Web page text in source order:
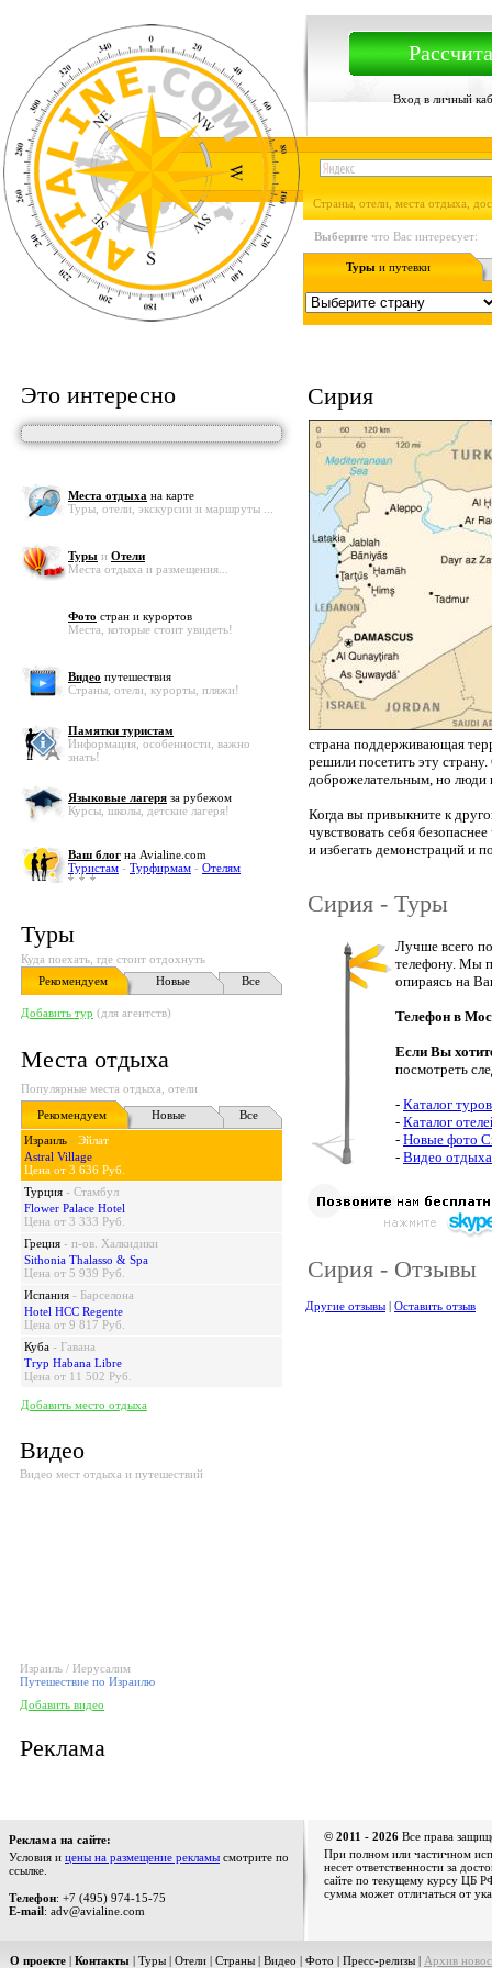
Вход в личный
Страны, отели, места отдыха,
Выберите что Вас интересует:
Туры и путевки
Это интересно
Места отдыха на карте
Туры, отели, экскурсии и маршруты ...
Туры и Отели
Места отдыха и размещения...
Фото стран и курортов
Места, которые стоит увидеть!
Видео путешествия
Страны, отели, курорты, пляжи!
Памятки туристам
Информация, особенности, важно
знать!
Языковые лагеря за рубежом
Курсы, школы, детские лагеря!
Ваш блог на Avialine.com
Туристам - Турфирмам - Отелям
Туры
Куда поехать, где стоит отдохнуть
Рекомендуем
Новые Все
Добавить тур (для агентств)
Места отдыха
Популярные места отдыха, отели
Рекомендуем
Новые
Все
Израиль - Эйлат
Astral Village
Цена от 3 636 Руб.
Турция - Стамбул
Flower Palace Hotel
Цена от 3 333 Руб.
Греция - п-ов. Халкидики
Sithonia Thalasso & Spa
Цена от 5 939 Руб.
Испания - Барселона
Hotel HCC Regente
Цена от 9 817 Руб.
Куба - Гавана
Tryp Habana Libre
Цена от 11 502 Руб.
Добавить место отдыха
Видео
Видео мест отдыха и путешествий
Израиль / Иерусалим
Путешествие по Израилю
Добавить видео
Реклама
Сирия
страна поддерживающая
решили посетить эту
доброжелательным, но
Когда вы привыкните к
чувствовать себя
и избегать демонстраций и
Сирия - Туры
Лучше всего
телефону. Мы
опираясь на
Телефон в
Если Вы
посмотреть
- Каталог
- Каталог
- Новые фото
- Видео
Сирия - Отзывы
Другие отзывы | Оставить отзыв
Реклама на сайте:
Условия и цены на размещение рекламы смотрите по
ссылке.
Телефон: +7 (495) 974-15-75
E-mail: adv@avialine.com
© 2011 - 2026 Все права
При полном или частичном
несет ответственности за
сайте по текущему курсу ЦБ
сумма может отличаться от
О проекте | Контакты | Туры | Отели | Страны | Видео | Фото | Пресс-релизы | Архив